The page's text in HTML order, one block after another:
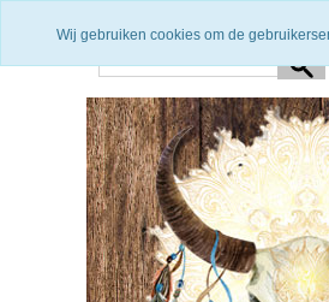
Wij gebruiken cookies om de